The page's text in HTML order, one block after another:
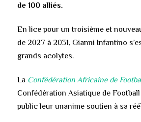
de 100 alliés.
En lice pour un troisième et
de 2027 à 2031, Gianni Infantino
grands acolytes.
La Confédération Africaine de
Confédération Asiatique de
public leur unanime soutien à sa